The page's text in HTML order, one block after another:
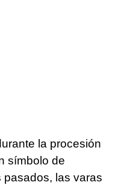
la procesión
símbolo de
pasados, las varas